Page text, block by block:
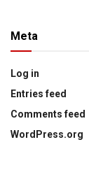
Meta
Log in
Entries feed
Comments feed
WordPress.org